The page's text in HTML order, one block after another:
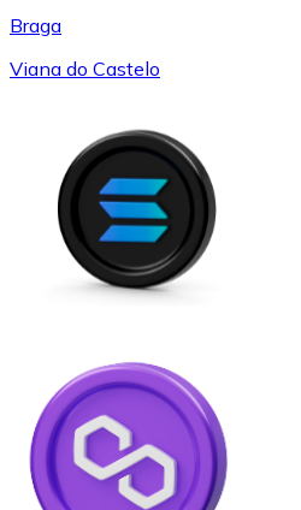
Braga
Viana do Castelo